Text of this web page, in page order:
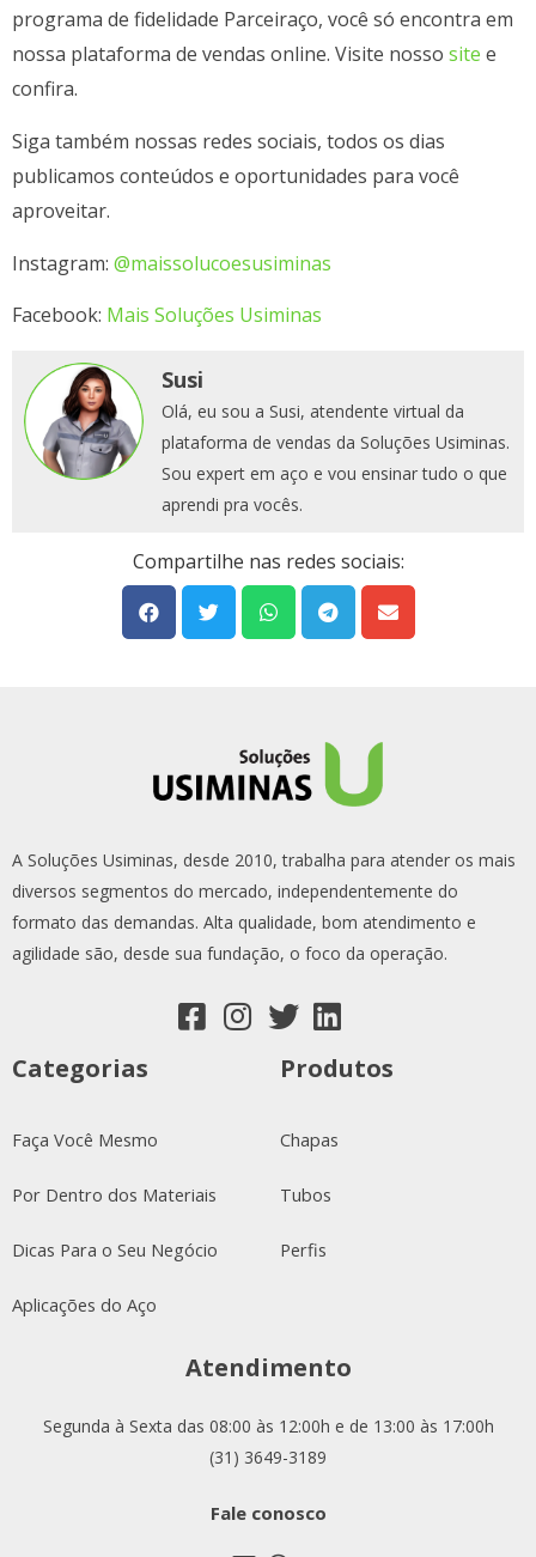
programa de fidelidade Parceiraço, você só encontra em
nossa plataforma de vendas online. Visite nosso site e
confira.
Siga também nossas redes sociais, todos os dias
publicamos conteúdos e oportunidades para você
aproveitar.
Instagram: @maissolucoesusiminas
Facebook: Mais Soluções Usiminas
Susi
Olá, eu sou a Susi, atendente virtual da
plataforma de vendas da Soluções Usiminas.
Sou expert em aço e vou ensinar tudo o que
aprendi pra vocês.
Compartilhe nas redes sociais:
A Soluções Usiminas, desde 2010, trabalha para atender os mais
diversos segmentos do mercado, independentemente do
formato das demandas. Alta qualidade, bom atendimento e
agilidade são, desde sua fundação, o foco da operação.
Categorias
Faça Você Mesmo
Por Dentro dos Materiais
Dicas Para o Seu Negócio
Aplicações do Aço
Produtos
Chapas
Tubos
Perfis
Atendimento
Segunda à Sexta das 08:00 às 12:00h e de 13:00 às 17:00h
(31) 3649-3189
Fale conosco